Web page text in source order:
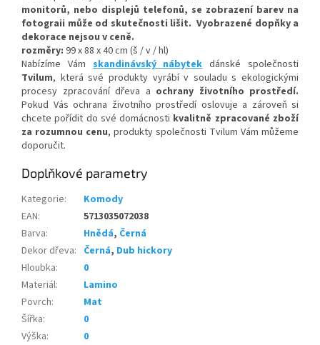
monitorů, nebo displejů telefonů, se zobrazení barev na
fotograii může od skutečnosti lišit. Vyobrazené dopňky a
dekorace nejsou v ceně.
rozměry: 99 x 88 x 40 cm (š / v / hl)
Nabízíme Vám skandinávský nábytekdánské společnosti
Tvilum, která své produkty vyrábí v souladu s ekologickými
procesy zpracování dřeva a ochrany životního prostředí.
Pokud Vás ochrana životního prostředí oslovuje a zároveň si
chcete pořídit do své domácnosti kvalitně zpracované zboží
za rozumnou cenu, produkty společnosti Tvilum Vám můžeme
doporučit.
Doplňkové parametry
Kategorie:
Komody
EAN:
5713035072038
Barva: Hnědá, Černá
Dekor dřeva: Černá, Dub hickory
Hloubka:
0
Materiál:
Lamino
Povrch:
Mat
Šířka:
0
Výška:
0